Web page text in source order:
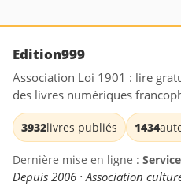
Edition999
Association Loi 1901 : lire
des livres numériques
3932livres publiés 1434
Dernière mise en ligne :
Depuis 2006 · Association